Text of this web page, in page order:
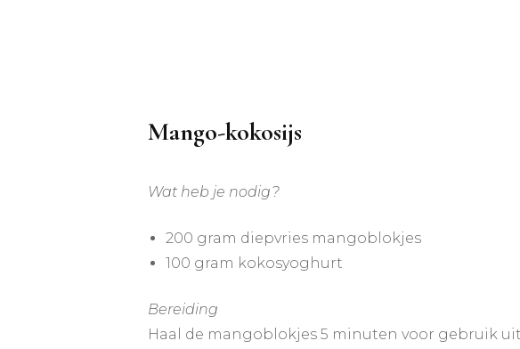
Mango-kokosijs
Wat heb je nodig?
200 gram diepvries mangoblokjes
100 gram kokosyoghurt
Bereiding
Haal de mangoblokjes 5 minuten voor gebruik